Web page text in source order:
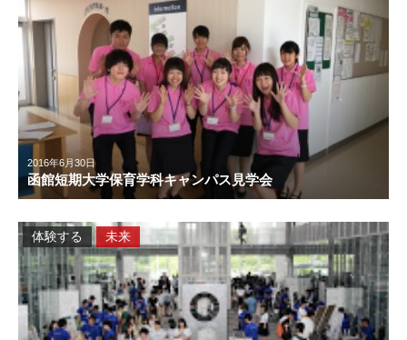
2016年6月30日
函館短期大学保育学科キャンパス見学会
体験する 未来